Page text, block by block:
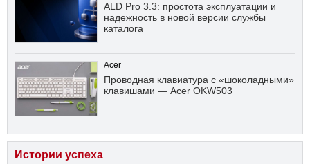
ALD Pro 3.3: простота эксплуатации и
надежность в новой версии службы
каталога
Acer
Проводная клавиатура с «шоколадными»
клавишами — Acer OKW503
Истории успеха